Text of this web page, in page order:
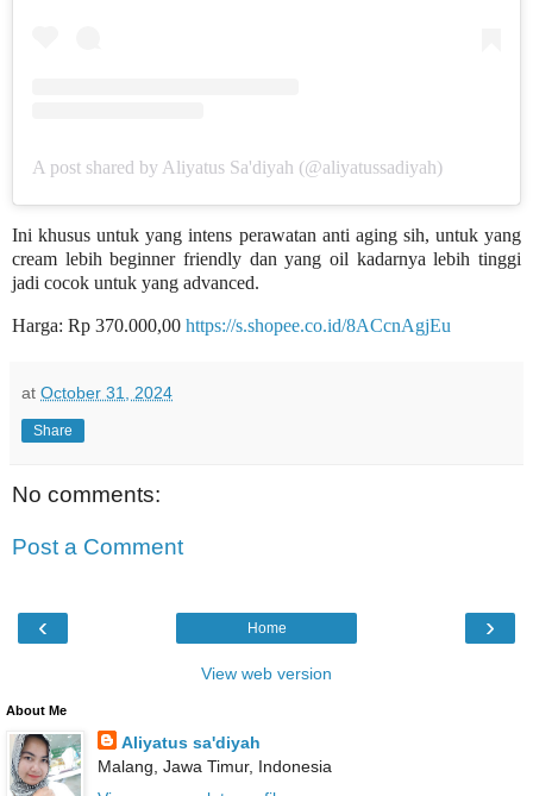
A post shared by Aliyatus Sa'diyah (@aliyatussadiyah)
Ini khusus untuk yang intens perawatan anti aging sih, untuk yang
cream lebih beginner friendly dan yang oil kadarnya lebih tinggi
jadi cocok untuk yang advanced.
Harga: Rp 370.000,00 https://s.shopee.co.id/8ACcnAgjEu
at October 31, 2024
Share
No comments:
Post a Comment
‹ ›
Home
View web version
About Me
Aliyatus sa'diyah
Malang, Jawa Timur, Indonesia